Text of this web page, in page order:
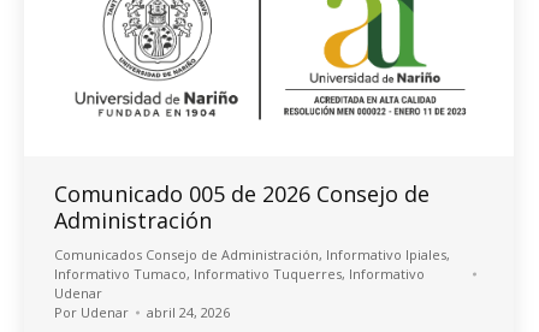
Comunicado 005 de 2026 Consejo de
Administración
Comunicados Consejo de Administración, Informativo Ipiales,
Informativo Tumaco, Informativo Tuquerres, Informativo
Udenar
Por Udenar abril 24, 2026